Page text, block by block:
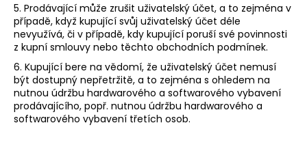
5. Prodávající může zrušit uživatelský účet, a to zejména v
případě, když kupující svůj uživatelský účet déle
nevyužívá, či v případě, kdy kupující poruší své povinnosti
z kupní smlouvy nebo těchto obchodních podmínek.
6. Kupující bere na vědomí, že uživatelský účet nemusí
být dostupný nepřetržitě, a to zejména s ohledem na
nutnou údržbu hardwarového a softwarového vybavení
prodávajícího, popř. nutnou údržbu hardwarového a
softwarového vybavení třetích osob.